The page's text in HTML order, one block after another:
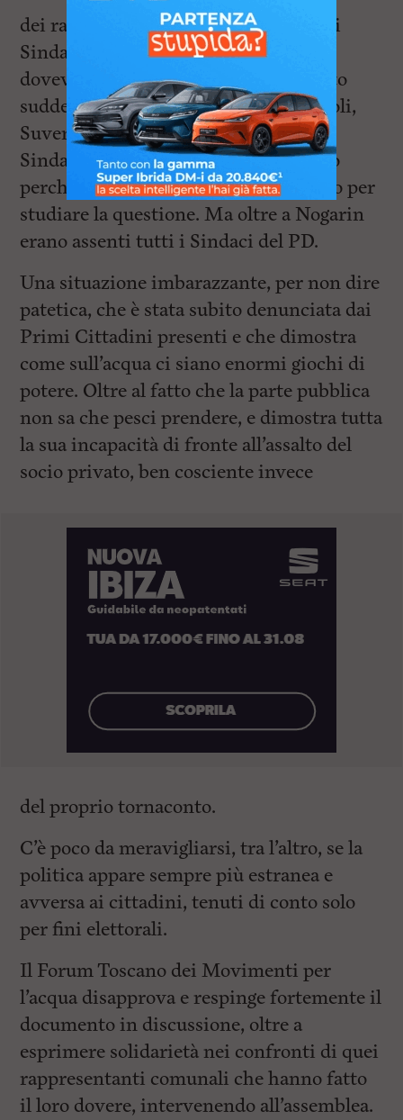
dei rappresentanti di IREN e di tutti i
Sindaci del territorio servito da ASA,
doveva discutere proprio il documento
suddetto. Solo i Comuni di Radicondoli,
Suvereto e Volterra erano presenti. Il
Sindaco di Livorno non è intervenuto
perché pare necessitasse di più tempo per
studiare la questione. Ma oltre a Nogarin
erano assenti tutti i Sindaci del PD.
Una situazione imbarazzante, per non dire
patetica, che è stata subito denunciata dai
Primi Cittadini presenti e che dimostra
come sull’acqua ci siano enormi giochi di
potere. Oltre al fatto che la parte pubblica
non sa che pesci prendere, e dimostra tutta
la sua incapacità di fronte all’assalto del
socio privato, ben cosciente invece
del proprio tornaconto.
C’è poco da meravigliarsi, tra l’altro, se la
politica appare sempre più estranea e
avversa ai cittadini, tenuti di conto solo
per fini elettorali.
Il Forum Toscano dei Movimenti per
l’acqua disapprova e respinge fortemente il
documento in discussione, oltre a
esprimere solidarietà nei confronti di quei
rappresentanti comunali che hanno fatto
il loro dovere, intervenendo all’assemblea.